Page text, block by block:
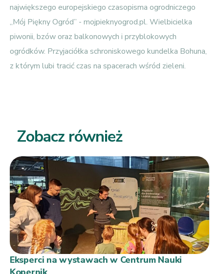
największego europejskiego czasopisma ogrodniczego
„Mój Piękny Ogród” - mojpieknyogrod.pl. Wielbicielka
piwonii, bzów oraz balkonowych i przyblokowych
ogródków. Przyjaciółka schroniskowego kundelka Bohuna,
z którym lubi tracić czas na spacerach wśród zieleni.
Zobacz również
Eksperci na wystawach w Centrum Nauki